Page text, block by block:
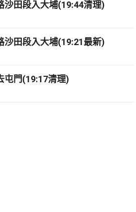
沙田段入大埔(19:44清理)
沙田段入大埔(19:21最新)
屯門(19:17清理)